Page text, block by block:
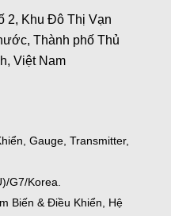
2, Khu Đô Thị Vạn
Thành phố Thủ
Việt Nam
Gauge, Transmitter,
G7/Korea.
Biến & Điều Khiển, Hệ